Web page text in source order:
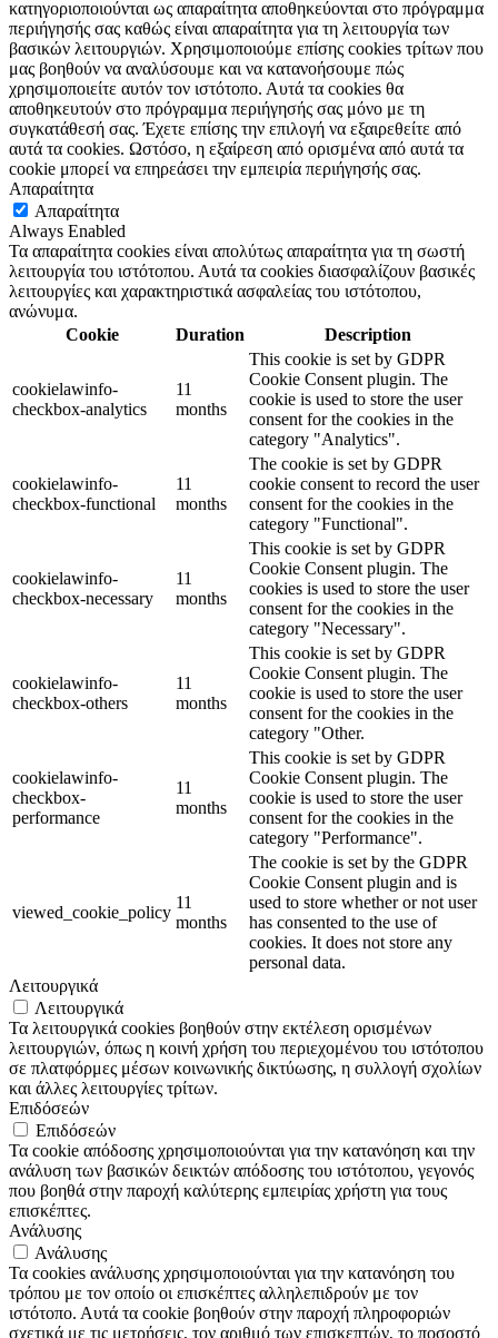
κατηγοριοποιούνται ως απαραίτητα αποθηκεύονται στο πρόγραμμα
περιήγησής σας καθώς είναι απαραίτητα για τη λειτουργία των
βασικών λειτουργιών. Χρησιμοποιούμε επίσης cookies τρίτων που
μας βοηθούν να αναλύσουμε και να κατανοήσουμε πώς
χρησιμοποιείτε αυτόν τον ιστότοπο. Αυτά τα cookies θα
αποθηκευτούν στο πρόγραμμα περιήγησής σας μόνο με τη
συγκατάθεσή σας. Έχετε επίσης την επιλογή να εξαιρεθείτε από
αυτά τα cookies. Ωστόσο, η εξαίρεση από ορισμένα από αυτά τα
cookie μπορεί να επηρεάσει την εμπειρία περιήγησής σας.
Απαραίτητα
Απαραίτητα
Always Enabled
Τα απαραίτητα cookies είναι απολύτως απαραίτητα για τη σωστή
λειτουργία του ιστότοπου. Αυτά τα cookies διασφαλίζουν βασικές
λειτουργίες και χαρακτηριστικά ασφαλείας του ιστότοπου,
ανώνυμα.
Cookie
Duration Description
cookielawinfo-
checkbox-analytics
11
months
This cookie is set by GDPR
Cookie Consent plugin. The
cookie is used to store the user
consent for the cookies in the
category "Analytics".
cookielawinfo-
checkbox-functional
11
months
The cookie is set by GDPR
cookie consent to record the user
consent for the cookies in the
category "Functional".
cookielawinfo-
checkbox-necessary
11
months
This cookie is set by GDPR
Cookie Consent plugin. The
cookies is used to store the user
consent for the cookies in the
category "Necessary".
cookielawinfo-
checkbox-others
11
months
This cookie is set by GDPR
Cookie Consent plugin. The
cookie is used to store the user
consent for the cookies in the
category "Other.
cookielawinfo-
checkbox-
performance
11
months
This cookie is set by GDPR
Cookie Consent plugin. The
cookie is used to store the user
consent for the cookies in the
category "Performance".
viewed_cookie_policy
11
months
The cookie is set by the GDPR
Cookie Consent plugin and is
used to store whether or not user
has consented to the use of
cookies. It does not store any
personal data.
Λειτουργικά
Λειτουργικά
Τα λειτουργικά cookies βοηθούν στην εκτέλεση ορισμένων
λειτουργιών, όπως η κοινή χρήση του περιεχομένου του ιστότοπου
σε πλατφόρμες μέσων κοινωνικής δικτύωσης, η συλλογή σχολίων
και άλλες λειτουργίες τρίτων.
Επιδόσεών
Επιδόσεών
Τα cookie απόδοσης χρησιμοποιούνται για την κατανόηση και την
ανάλυση των βασικών δεικτών απόδοσης του ιστότοπου, γεγονός
που βοηθά στην παροχή καλύτερης εμπειρίας χρήστη για τους
επισκέπτες.
Ανάλυσης
Ανάλυσης
Τα cookies ανάλυσης χρησιμοποιούνται για την κατανόηση του
τρόπου με τον οποίο οι επισκέπτες αλληλεπιδρούν με τον
ιστότοπο. Αυτά τα cookie βοηθούν στην παροχή πληροφοριών
σχετικά με τις μετρήσεις, τον αριθμό των επισκεπτών, το ποσοστό